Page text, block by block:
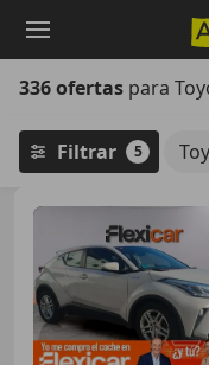
principal
336 ofertas para
Filtrar 5